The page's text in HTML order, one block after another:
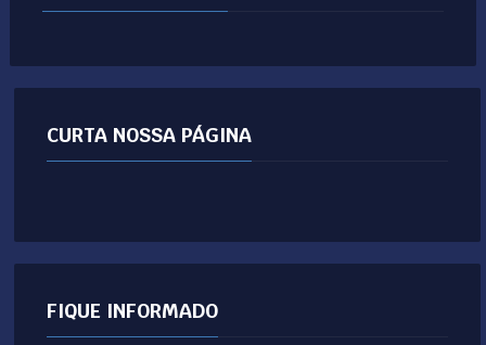
CURTA NOSSA PÁGINA
FIQUE INFORMADO